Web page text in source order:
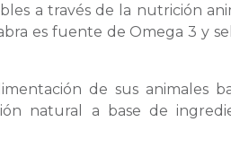
a través de la nutrición
es fuente de Omega 3 y
de sus animales
natural a base de